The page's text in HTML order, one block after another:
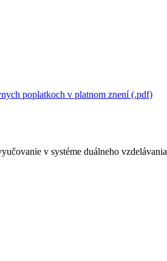
poplatkoch v platnom znení (.pdf)
v systéme duálneho vzdelávania